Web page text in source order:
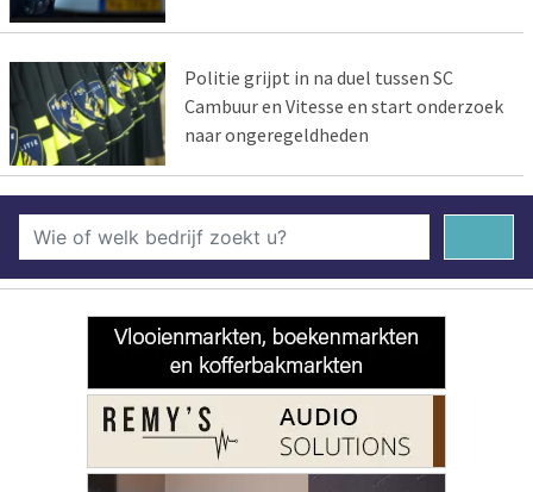
Politie grijpt in na duel tussen SC
Cambuur en Vitesse en start onderzoek
naar ongeregeldheden